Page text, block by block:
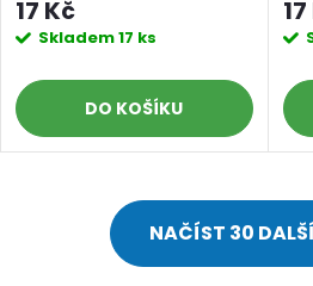
17 Kč
Skladem17 ks
DO KOŠÍKU
NAČÍST 30